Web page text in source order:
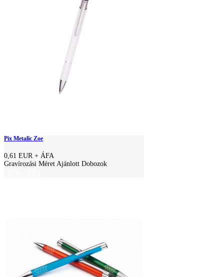
Pix Metalic Zoe
0,61 EUR + ÁFA
Gravírozási Méret Ajánlott Dobozok